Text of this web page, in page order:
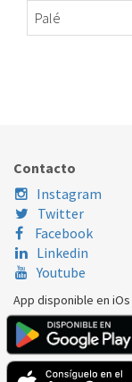
Palé
OTSEIN
OTSEIN
OTSEIN
Contacto
Instagram
Twitter
Facebook
Linkedin
Youtube
App disponible en